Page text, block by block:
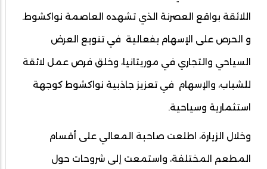
اللائقة بواقع العصرنة الذي تشهده العاصمة نواكشوط.
و الحرص على الإسهام بفعالية في تنويع العرض
السياحي والتجاري في موريتانيا، وخلق فرص عمل لائقة
للشباب، والإسهام في تعزيز جاذبية نواكشوط كوجهة
استثمارية وسياحية.
وخلال الزيارة، اطلعت صاحبة المعالي على أقسام
المطعم المختلفة، واستمعت إلى شروحات حول